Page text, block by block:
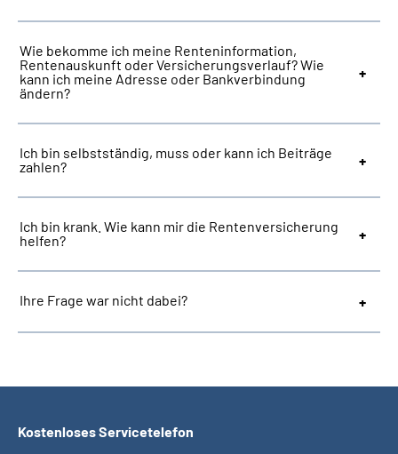
Wie bekomme ich meine Renteninformation,
Rentenauskunft oder Versicherungsverlauf? Wie
kann ich meine Adresse oder Bankverbindung
ändern?
Ich bin selbstständig, muss oder kann ich Beiträge
zahlen?
Ich bin krank. Wie kann mir die Rentenversicherung
helfen?
Ihre Frage war nicht dabei?
Kostenloses Servicetelefon